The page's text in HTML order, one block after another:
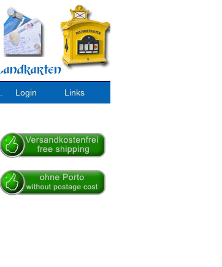
Login Links